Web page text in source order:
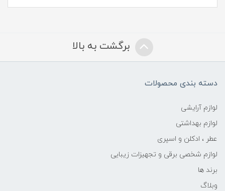
برگشت به بالا
دسته بندی محصولات
لوازم آرایشی
لوازم بهداشتی
عطر ، ادکلن و اسپری
لوازم شخصی برقی و تجهیزات زیبایی
برند ها
وبلاگ